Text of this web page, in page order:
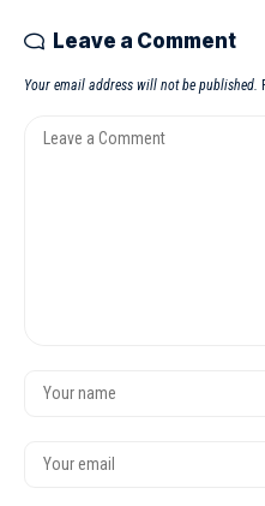
Leave a Comment
Your email address will not be published.